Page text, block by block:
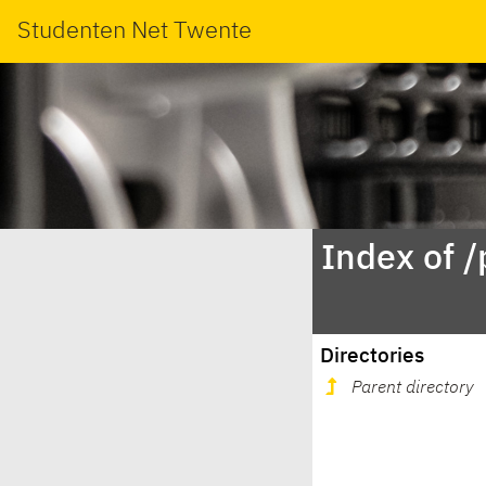
Studenten Net Twente
Index of
Directories
Parent directory